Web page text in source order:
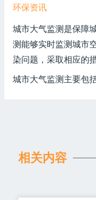
环保资讯
城市大气监测是保障
测能够实时监测城市
染问题，采取相应的
城市大气监测主要包
相关内容